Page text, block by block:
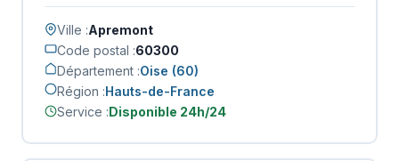
Ville :Apremont
Code postal :60300
Département :Oise (60)
Région :Hauts-de-France
Service :Disponible 24h/24